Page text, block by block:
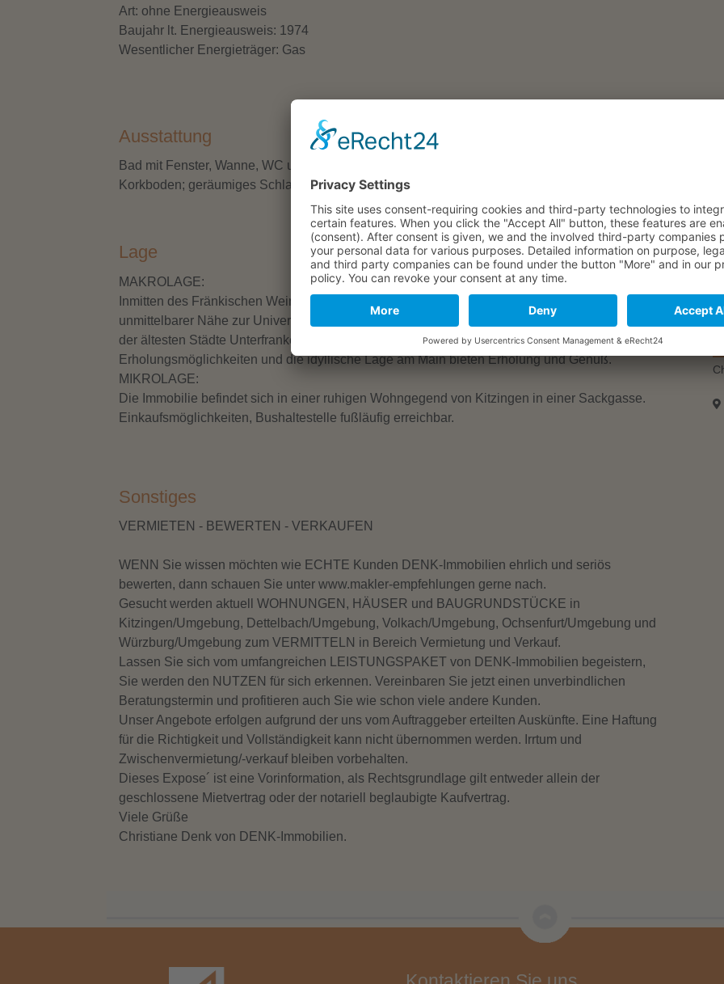
Art: ohne Energieausweis
Baujahr lt. Energieausweis: 1974
Wesentlicher Energieträger: Gas
Ausstattung
Bad mit Fenster, Wanne, WC und Waschbecken; Wohndiele; großes Wohnzimmer mit
Korkboden; geräumiges Schlafzimmer; Küchenraum ohne EBK.; kleiner Freisitz;
Lage
MAKROLAGE:
Inmitten des Fränkischen Weinlandes, gut erreichbar über die BAB 7 und BAB 3 und in
unmittelbarer Nähe zur Universitätsstadt Würzburg, liegt die Große Kreisstadt Kitzingen, eine
der ältesten Städte Unterfrankens. Historische Sehenswürdigkeiten, zahlreiche Freizeit- und
Erholungsmöglichkeiten und die idyllische Lage am Main bieten Erholung und Genuß.
MIKROLAGE:
Die Immobilie befindet sich in einer ruhigen Wohngegend von Kitzingen in einer Sackgasse.
Einkaufsmöglichkeiten, Bushaltestelle fußläufig erreichbar.
Sonstiges
VERMIETEN - BEWERTEN - VERKAUFEN
WENN Sie wissen möchten wie ECHTE Kunden DENK-Immobilien ehrlich und seriös
bewerten, dann schauen Sie unter www.makler-empfehlungen gerne nach.
Gesucht werden aktuell WOHNUNGEN, HÄUSER und BAUGRUNDSTÜCKE in
Kitzingen/Umgebung, Dettelbach/Umgebung, Volkach/Umgebung, Ochsenfurt/Umgebung und
Würzburg/Umgebung zum VERMITTELN in Bereich Vermietung und Verkauf.
Lassen Sie sich vom umfangreichen LEISTUNGSPAKET von DENK-Immobilien begeistern,
Sie werden den NUTZEN für sich erkennen. Vereinbaren Sie jetzt einen unverbindlichen
Beratungstermin und profitieren auch Sie wie schon viele andere Kunden.
Unser Angebote erfolgen aufgrund der uns vom Auftraggeber erteilten Auskünfte. Eine Haftung
für die Richtigkeit und Vollständigkeit kann nicht übernommen werden. Irrtum und
Zwischenvermietung/-verkauf bleiben vorbehalten.
Dieses Expose´ ist eine Vorinformation, als Rechtsgrundlage gilt entweder allein der
geschlossene Mietvertrag oder der notariell beglaubigte Kaufvertrag.
Viele Grüße
Christiane Denk von DENK-Immobilien.
Top-Angebot
1.165 m²
Freizeitgrundstück „Grüne Oa ... 23.000 €
in 97320 Mainstockheim
121
m²
1 3
Familienglück garantiert – l ...